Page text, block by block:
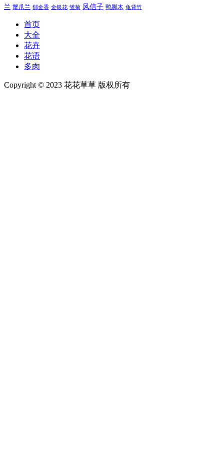
兰 蟹爪兰 郁金香 金银花 雏菊 风信子 鸭脚木 龟背竹
首页
大全
花卉
花语
多肉
Copyright © 2023 花花草草 版权所有